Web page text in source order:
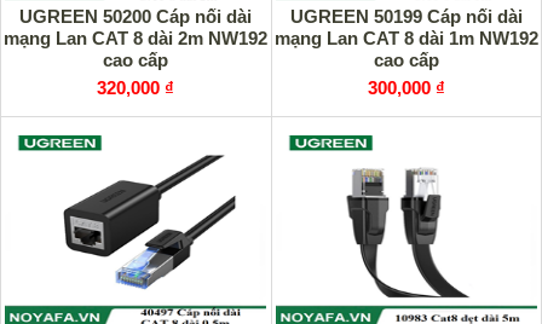
UGREEN 50200 Cáp nối dài
mạng Lan CAT 8 dài 2m NW192
cao cấp
320,000 ₫
UGREEN 50199 Cáp nối dài
mạng Lan CAT 8 dài 1m NW192
cao cấp
300,000 ₫